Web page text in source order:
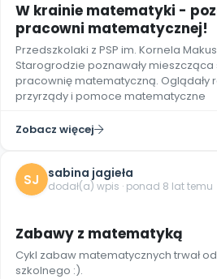
W krainie matematyki -
pracowni matematycznej!
Przedszkolaki z PSP im. Kornela
Starogrodzie poznawały mieszcząca
pracownię matematyczną. Oglądały
przyrządy i pomoce matematyczne
Zobacz więcej
SJ sabina jagieła
dodał(a) wpis · ponad 8 lat temu
Zabawy z matematyką
Cykl zabaw matematycznych trwał
szkolnego :).